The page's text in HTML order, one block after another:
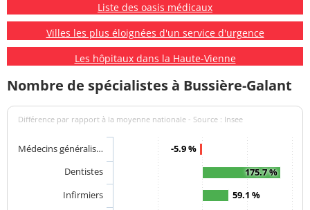
Liste des oasis médicaux
Villes les plus éloignées d'un service d'urgence
Les hôpitaux dans la Haute-Vienne
Nombre de spécialistes à Bussière-Galant
Différence par rapport à la moyenne nationale - Source : Insee
-5.9 %
175.7 %
59.1 %
Médecins généralis…
Dentistes
Infirmiers